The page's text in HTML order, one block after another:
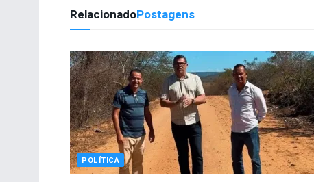
RelacionadoPostagens
POLÍTICA